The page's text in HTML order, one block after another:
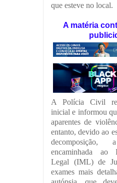
que esteve no local.
A matéria
A Polícia Civil
inicial e informou
aparentes de
entanto, devido ao
encaminhada ao
Legal (IML) de
exames mais